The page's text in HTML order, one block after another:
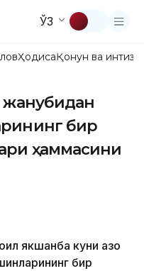
ЎЗ
ҲодисаҚонун ва
жанубидан
бир
ҳаммасини
якшанба куни Ғазо
бир